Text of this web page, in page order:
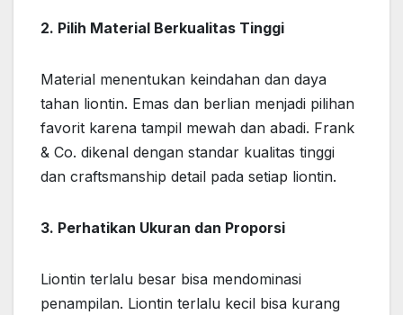
2. Pilih Material Berkualitas Tinggi
Material menentukan keindahan dan daya
tahan liontin. Emas dan berlian menjadi pilihan
favorit karena tampil mewah dan abadi. Frank
& Co. dikenal dengan standar kualitas tinggi
dan craftsmanship detail pada setiap liontin.
3. Perhatikan Ukuran dan Proporsi
Liontin terlalu besar bisa mendominasi
penampilan. Liontin terlalu kecil bisa kurang